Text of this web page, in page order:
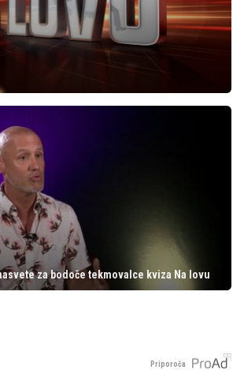
za bodoče tekmovalce kviza Na lovu
Priporoča